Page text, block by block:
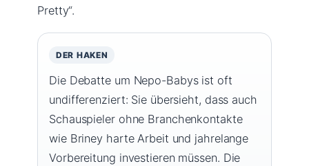
Pretty“.
DER HAKEN
Die Debatte um Nepo-Babys ist oft
undifferenziert: Sie übersieht, dass auch
Schauspieler ohne Branchenkontakte
wie Briney harte Arbeit und jahrelange
Vorbereitung investieren müssen. Die